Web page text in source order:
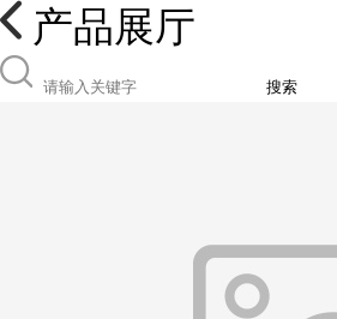
产品展厅
搜索